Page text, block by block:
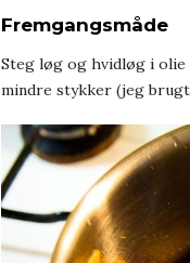
Fremgangsmåde
Steg løg og hvidløg i
mindre stykker (jeg